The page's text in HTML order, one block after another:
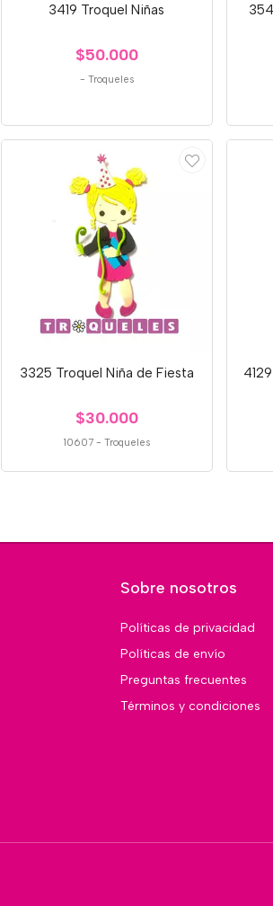
3419 Troquel Niñas
$50.000
- Troqueles
3325 Troquel Niña de Fiesta
$30.000
10607 - Troqueles
Sobre nosotros
Políticas de privacidad
Políticas de envío
Preguntas frecuentes
Términos y condiciones